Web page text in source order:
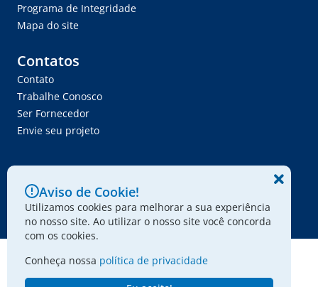
Programa de Integridade
Mapa do site
Contatos
Contato
Trabalhe Conosco
Ser Fornecedor
Envie seu projeto
© 2024 - Associação Paulista dos Amigos da Arte
Aviso de Cookie!
Utilizamos cookies para melhorar a sua experiência
no nosso site. Ao utilizar o nosso site você concorda
com os cookies.
Conheça nossa política de privacidade